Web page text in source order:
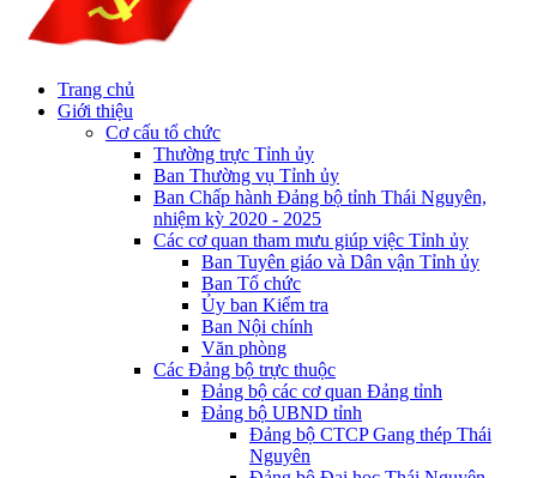
Trang chủ
Giới thiệu
Cơ cấu tổ chức
Thường trực Tỉnh ủy
Ban Thường vụ Tỉnh ủy
Ban Chấp hành Đảng bộ tỉnh Thái Nguyên,
nhiệm kỳ 2020 - 2025
Các cơ quan tham mưu giúp việc Tỉnh ủy
Ban Tuyên giáo và Dân vận Tỉnh ủy
Ban Tổ chức
Ủy ban Kiểm tra
Ban Nội chính
Văn phòng
Các Đảng bộ trực thuộc
Đảng bộ các cơ quan Đảng tỉnh
Đảng bộ UBND tỉnh
Đảng bộ CTCP Gang thép Thái
Nguyên